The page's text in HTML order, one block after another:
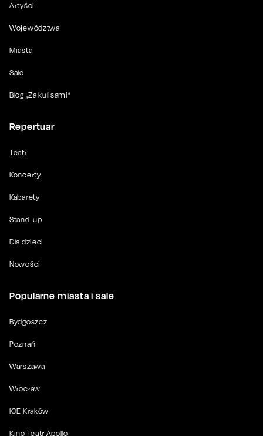
Artyści
Województwa
Miasta
Sale
Blog „Za kulisami”
Repertuar
Teatr
Koncerty
Kabarety
Stand-up
Dla dzieci
Nowości
Popularne miasta i sale
Bydgoszcz
Poznań
Warszawa
Wrocław
ICE Kraków
Kino Teatr Apollo